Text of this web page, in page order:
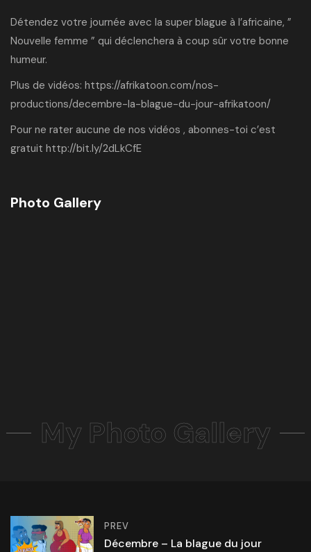
Détendez votre journée avec la super blague à l’africaine, ”
Nouvelle femme ” qui déclenchera à coup sûr votre bonne
humeur.
Plus de vidéos: https://afrikatoon.com/nos-
productions/decembre-la-blague-du-jour-afrikatoon/
Pour ne rater aucune de nos vidéos , abonnes-toi c’est
gratuit http://bit.ly/2dLkCfE
Photo Gallery
My Photo Gallery
PREV
Décembre – La blague du jour